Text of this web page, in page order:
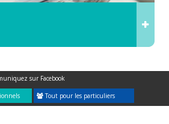
sur Facebook
Tout pour les particuliers